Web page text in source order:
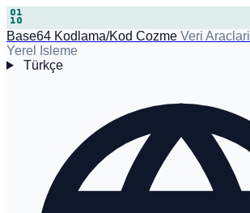
Base64 Kodlama/Kod Cozme Veri Araclari
Yerel Isleme
Türkçe